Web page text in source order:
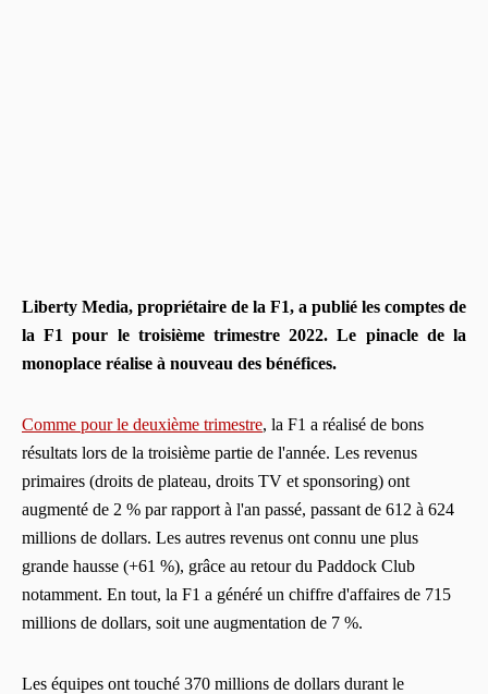
Liberty Media, propriétaire de la F1, a publié les comptes de
la F1 pour le troisième trimestre 2022. Le pinacle de la
monoplace réalise à nouveau des bénéfices.
Comme pour le deuxième trimestre, la F1 a réalisé de bons
résultats lors de la troisième partie de l'année. Les revenus
primaires (droits de plateau, droits TV et sponsoring) ont
augmenté de 2 % par rapport à l'an passé, passant de 612 à 624
millions de dollars. Les autres revenus ont connu une plus
grande hausse (+61 %), grâce au retour du Paddock Club
notamment. En tout, la F1 a généré un chiffre d'affaires de 715
millions de dollars, soit une augmentation de 7 %.
Les équipes ont touché 370 millions de dollars durant le